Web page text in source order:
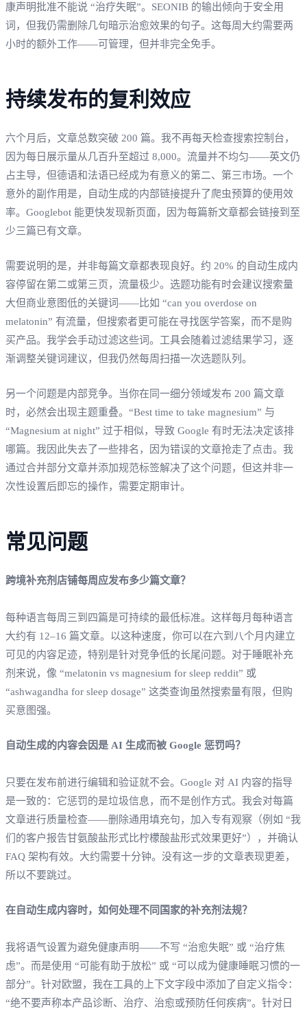
康声明批准不能说 “治疗失眠”。SEONIB 的输出倾向于安全用
词，但我仍需删除几句暗示治愈效果的句子。这每周大约需要两
小时的额外工作——可管理，但并非完全免手。
持续发布的复利效应
六个月后，文章总数突破 200 篇。我不再每天检查搜索控制台，
因为每日展示量从几百升至超过 8,000。流量并不均匀——英文仍
占主导，但德语和法语已经成为有意义的第二、第三市场。一个
意外的副作用是，自动生成的内部链接提升了爬虫预算的使用效
率。Googlebot 能更快发现新页面，因为每篇新文章都会链接到至
少三篇已有文章。
需要说明的是，并非每篇文章都表现良好。约 20% 的自动生成内
容停留在第二或第三页，流量极少。选题功能有时会建议搜索量
大但商业意图低的关键词——比如 “can you overdose on
melatonin” 有流量，但搜索者更可能在寻找医学答案，而不是购
买产品。我学会手动过滤这些词。工具会随着过滤结果学习，逐
渐调整关键词建议，但我仍然每周扫描一次选题队列。
另一个问题是内部竞争。当你在同一细分领域发布 200 篇文章
时，必然会出现主题重叠。“Best time to take magnesium” 与
“Magnesium at night” 过于相似，导致 Google 有时无法决定该排
哪篇。我因此失去了一些排名，因为错误的文章抢走了点击。我
通过合并部分文章并添加规范标签解决了这个问题，但这并非一
次性设置后即忘的操作，需要定期审计。
常见问题
跨境补充剂店铺每周应发布多少篇文章？
每种语言每周三到四篇是可持续的最低标准。这样每月每种语言
大约有 12–16 篇文章。以这种速度，你可以在六到八个月内建立
可见的内容足迹，特别是针对竞争低的长尾问题。对于睡眠补充
剂来说，像 “melatonin vs magnesium for sleep reddit” 或
“ashwagandha for sleep dosage” 这类查询虽然搜索量有限，但购
买意图强。
自动生成的内容会因是 AI 生成而被 Google 惩罚吗？
只要在发布前进行编辑和验证就不会。Google 对 AI 内容的指导
是一致的：它惩罚的是垃圾信息，而不是创作方式。我会对每篇
文章进行质量检查——删除通用填充句，加入专有观察（例如 “我
们的客户报告甘氨酸盐形式比柠檬酸盐形式效果更好”），并确认
FAQ 架构有效。大约需要十分钟。没有这一步的文章表现更差，
所以不要跳过。
在自动生成内容时，如何处理不同国家的补充剂法规？
我将语气设置为避免健康声明——不写 “治愈失眠” 或 “治疗焦
虑”。而是使用 “可能有助于放松” 或 “可以成为健康睡眠习惯的一
部分”。针对欧盟，我在工具的上下文字段中添加了自定义指令：
“绝不要声称本产品诊断、治疗、治愈或预防任何疾病”。针对日